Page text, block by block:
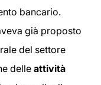
bancario.
già proposto
del settore
delle attività